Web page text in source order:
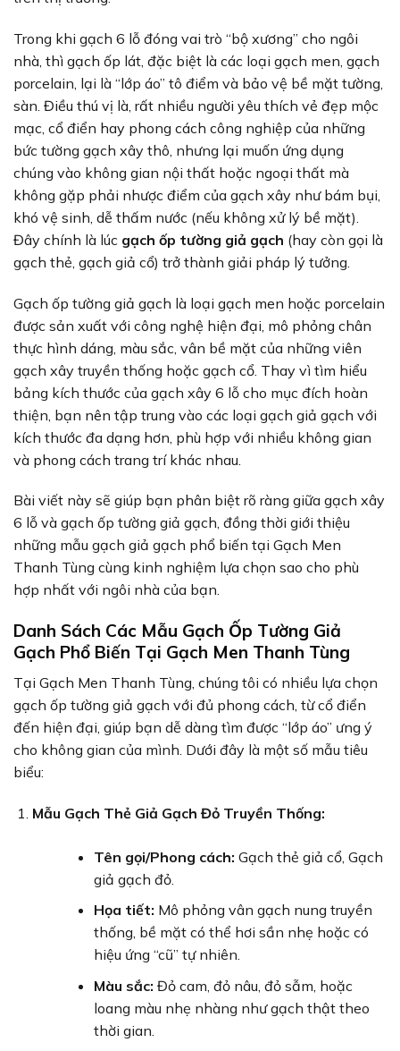
Trong khi gạch 6 lỗ đóng vai trò “bộ xương” cho ngôi
nhà, thì gạch ốp lát, đặc biệt là các loại gạch men, gạch
porcelain, lại là “lớp áo” tô điểm và bảo vệ bề mặt tường,
sàn. Điều thú vị là, rất nhiều người yêu thích vẻ đẹp mộc
mạc, cổ điển hay phong cách công nghiệp của những
bức tường gạch xây thô, nhưng lại muốn ứng dụng
chúng vào không gian nội thất hoặc ngoại thất mà
không gặp phải nhược điểm của gạch xây như bám bụi,
khó vệ sinh, dễ thấm nước (nếu không xử lý bề mặt).
Đây chính là lúc gạch ốp tường giả gạch (hay còn gọi là
gạch thẻ, gạch giả cổ) trở thành giải pháp lý tưởng.
Gạch ốp tường giả gạch là loại gạch men hoặc porcelain
được sản xuất với công nghệ hiện đại, mô phỏng chân
thực hình dáng, màu sắc, vân bề mặt của những viên
gạch xây truyền thống hoặc gạch cổ. Thay vì tìm hiểu
bảng kích thước của gạch xây 6 lỗ cho mục đích hoàn
thiện, bạn nên tập trung vào các loại gạch giả gạch với
kích thước đa dạng hơn, phù hợp với nhiều không gian
và phong cách trang trí khác nhau.
Bài viết này sẽ giúp bạn phân biệt rõ ràng giữa gạch xây
6 lỗ và gạch ốp tường giả gạch, đồng thời giới thiệu
những mẫu gạch giả gạch phổ biến tại Gạch Men
Thanh Tùng cùng kinh nghiệm lựa chọn sao cho phù
hợp nhất với ngôi nhà của bạn.
Danh Sách Các Mẫu Gạch Ốp Tường Giả
Gạch Phổ Biến Tại Gạch Men Thanh Tùng
Tại Gạch Men Thanh Tùng, chúng tôi có nhiều lựa chọn
gạch ốp tường giả gạch với đủ phong cách, từ cổ điển
đến hiện đại, giúp bạn dễ dàng tìm được “lớp áo” ưng ý
cho không gian của mình. Dưới đây là một số mẫu tiêu
biểu:
Mẫu Gạch Thẻ Giả Gạch Đỏ Truyền Thống:
Tên gọi/Phong cách: Gạch thẻ giả cổ, Gạch
giả gạch đỏ.
Họa tiết: Mô phỏng vân gạch nung truyền
thống, bề mặt có thể hơi sần nhẹ hoặc có
hiệu ứng “cũ” tự nhiên.
Màu sắc: Đỏ cam, đỏ nâu, đỏ sẫm, hoặc
loang màu nhẹ nhàng như gạch thật theo
thời gian.